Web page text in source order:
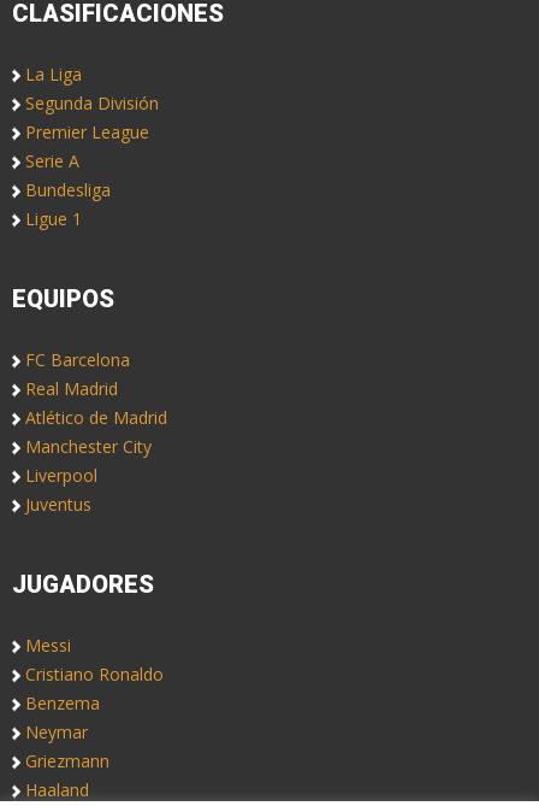
CLASIFICACIONES
La Liga
Segunda División
Premier League
Serie A
Bundesliga
Ligue 1
EQUIPOS
FC Barcelona
Real Madrid
Atlético de Madrid
Manchester City
Liverpool
Juventus
JUGADORES
Messi
Cristiano Ronaldo
Benzema
Neymar
Griezmann
Haaland